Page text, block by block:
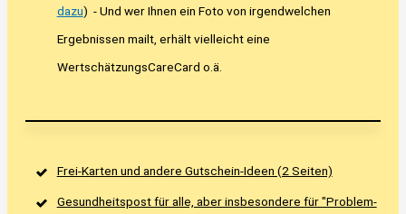
dazu) - Und wer Ihnen ein Foto von irgendwelchen
Ergebnissen mailt, erhält vielleicht eine
WertschätzungsCareCard o.ä.
Frei-Karten und andere Gutschein-Ideen (2 Seiten)
Gesundheitspost für alle, aber insbesondere für "Problem-